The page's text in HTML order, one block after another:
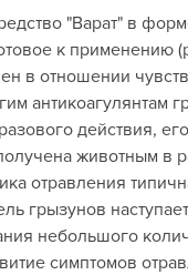
"Варат" в
к применению
в отношении
антикоагулянтам
действия,
животным в
отравления
грызунов
небольшого
симптомов